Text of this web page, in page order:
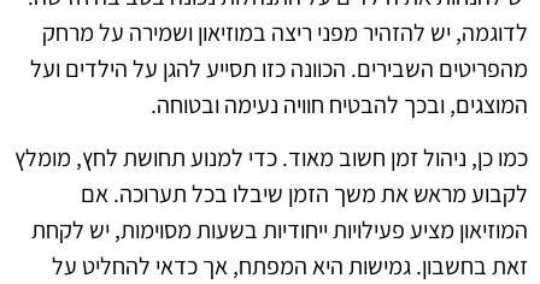
לדוגמה, יש להזהיר מפני ריצה במוזיאון ושמירה על מרחק
מהפריטים השבירים. הכוונה כזו תסייע להגן על הילדים ועל
המוצגים, ובכך להבטיח חוויה נעימה ובטוחה.
כמו כן, ניהול זמן חשוב מאוד. כדי למנוע תחושת לחץ, מומלץ
לקבוע מראש את משך הזמן שיבלו בכל תערוכה. אם
המוזיאון מציע פעילויות ייחודיות בשעות מסוימות, יש לקחת
זאת בחשבון. גמישות היא המפתח, אך כדאי להחליט על